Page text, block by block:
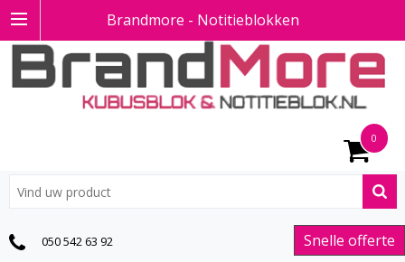
Brandmore - Notitieblokken
0
Snelle offerte
050 542 63 92